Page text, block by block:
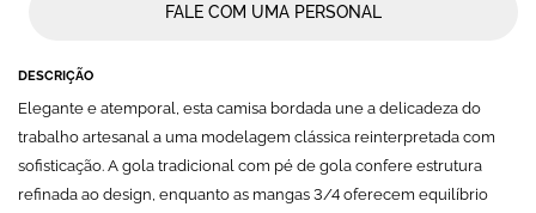
FALE COM UMA PERSONAL
DESCRIÇÃO
Elegante e atemporal, esta camisa bordada une a delicadeza do
trabalho artesanal a uma modelagem clássica reinterpretada com
sofisticação. A gola tradicional com pé de gola confere estrutura
refinada ao design, enquanto as mangas 3/4 oferecem equilíbrio